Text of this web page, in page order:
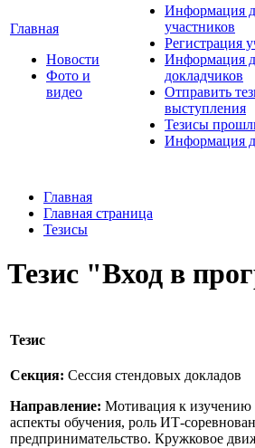
Главная
Новости
Фото и
видео
Информация
участников
Регистрация
Информация
докладчиков
Отправить
выступления
Тезисы
Информация
Главная
Главная страница
Тезисы
Тезис "Вход в
Тезис
Секция: Сессия стендовых докладов
Направление: Мотивация к изучению
аспекты обучения, роль ИТ-
предпринимательство. Кружковое